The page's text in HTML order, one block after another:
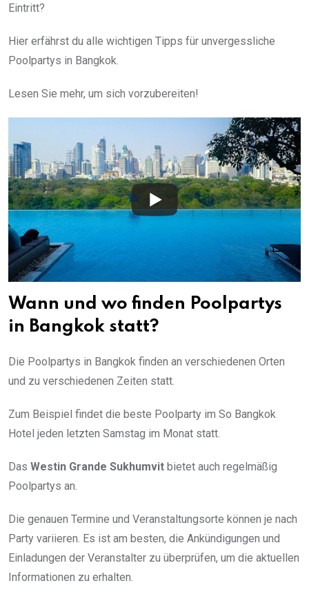
Eintritt?
Hier erfährst du alle wichtigen Tipps für unvergessliche
Poolpartys in Bangkok.
Lesen Sie mehr, um sich vorzubereiten!
Wann und wo finden Poolpartys
in Bangkok statt?
Die Poolpartys in Bangkok finden an verschiedenen Orten
und zu verschiedenen Zeiten statt.
Zum Beispiel findet die beste Poolparty im So Bangkok
Hotel jeden letzten Samstag im Monat statt.
Das Westin Grande Sukhumvit bietet auch regelmäßig
Poolpartys an.
Die genauen Termine und Veranstaltungsorte können je nach
Party variieren. Es ist am besten, die Ankündigungen und
Einladungen der Veranstalter zu überprüfen, um die aktuellen
Informationen zu erhalten.